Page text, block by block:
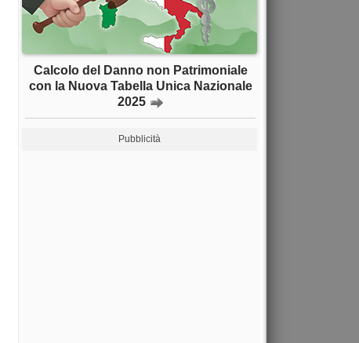
Calcolo del Danno non Patrimoniale
con la Nuova Tabella Unica Nazionale
2025
Pubblicità